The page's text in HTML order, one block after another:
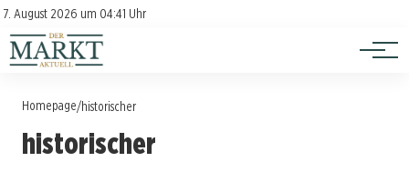
7. August 2026 um 04:41 Uhr
Kontakt
Impressum
Investition
Verbraucherschutz
Homepage/historischer
historischer